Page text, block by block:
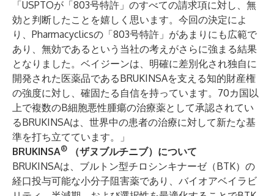
「USPTOが「803号特許」のすべての請求項に対し、無
効と判断したことを嬉しく思います。今回の決定によ
り、Pharmacyclicsの「803号特許」があまりにも広範で
あり、無効であるという当社の考えがさらに強まる結果
となりました。ベイジーンは、明確に差別化され独自に
開発された医薬品であるBRUKINSAを支える知的財産権
の強度に対し、確固たる自信を持っています。70カ国以
上で複数のB細胞悪性腫瘍の治療薬として承認されてい
るBRUKINSAは、世界中の患者の治療に対して新たな基
準を打ち立てています。」
BRUKINSA®
（ザヌブルチニブ）について
BRUKINSAは、ブルトン型チロシンキナーゼ（BTK）の
経口投与可能な小分子阻害薬であり、バイオアベイラビ